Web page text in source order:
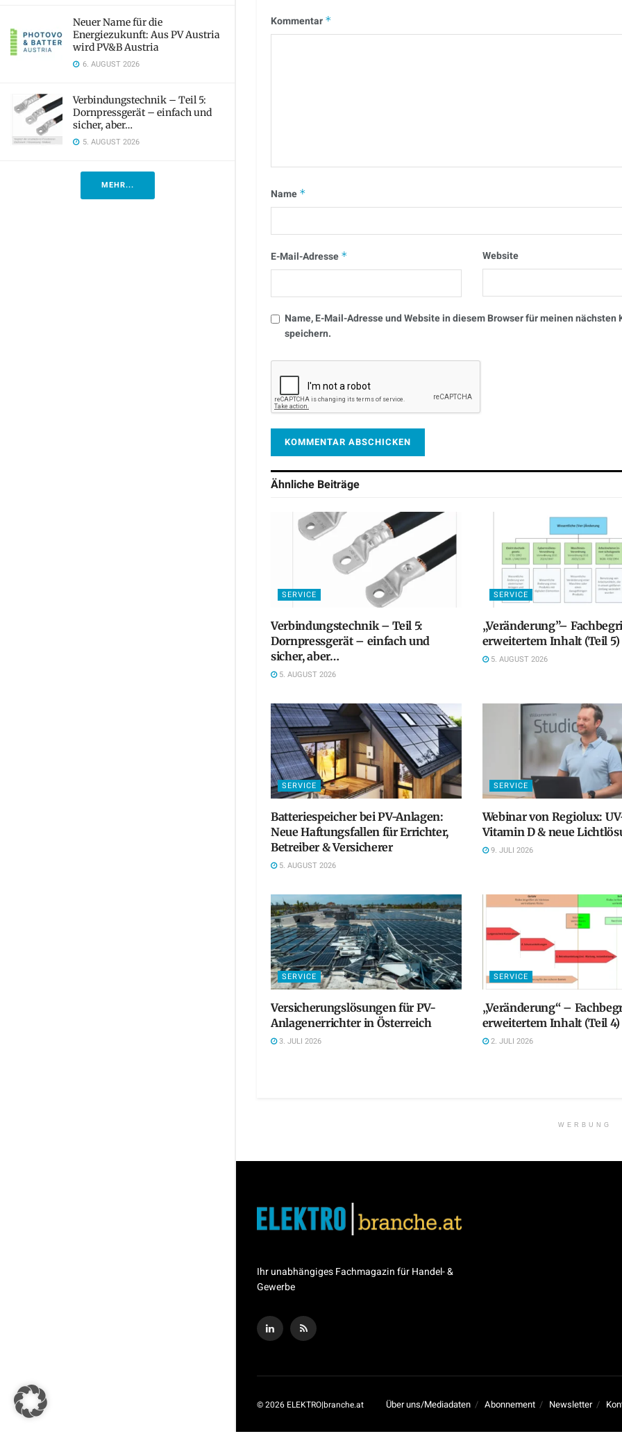
Neuer Name für die
Energiezukunft: Aus PV Austria
wird PV&B Austria
6. AUGUST 2026
Verbindungstechnik – Teil 5:
Dornpressgerät – einfach und
sicher, aber…
5. AUGUST 2026
MEHR...
Kommentar *
Name *
E-Mail-Adresse * Website
Name, E-Mail-Adresse und Website in diesem Browser für meinen nächsten
speichern.
Ähnliche Beiträge
SERVICE
Verbindungstechnik – Teil 5:
Dornpressgerät – einfach und
sicher, aber…
5. AUGUST 2026
SERVICE
„Veränderung”–
erweitertem Inhalt (Teil 5)
5. AUGUST 2026
SERVICE
Batteriespeicher bei PV-Anlagen:
Neue Haftungsfallen für Errichter,
Betreiber & Versicherer
5. AUGUST 2026
SERVICE
Webinar von Regiolux:
Vitamin D & neue
9. JULI 2026
SERVICE
Versicherungslösungen für PV-
Anlagenerrichter in Österreich
3. JULI 2026
SERVICE
„Veränderung“ –
erweitertem Inhalt (Teil 4)
2. JULI 2026
WERBUNG
Ihr unabhängiges Fachmagazin für Handel- &
Gewerbe
Über uns/Mediadaten Abonnement Newsletter
© 2026 ELEKTRO|branche.at